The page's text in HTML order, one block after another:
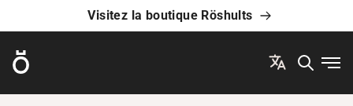
Visitez la boutique Röshults
Röshults